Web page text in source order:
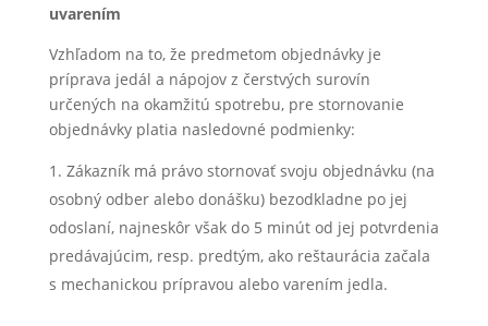
uvarením
Vzhľadom na to, že predmetom objednávky je
príprava jedál a nápojov z čerstvých surovín
určených na okamžitú spotrebu, pre stornovanie
objednávky platia nasledovné podmienky:
Zákazník má právo stornovať svoju objednávku (na
osobný odber alebo donášku) bezodkladne po jej
odoslaní, najneskôr však do 5 minút od jej potvrdenia
predávajúcim, resp. predtým, ako reštaurácia začala
s mechanickou prípravou alebo varením jedla.